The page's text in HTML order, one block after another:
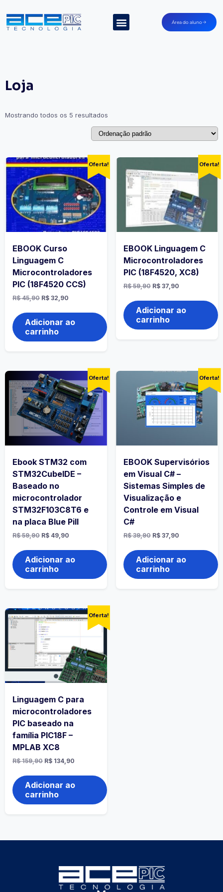
Área do aluno
Loja
Mostrando todos os 5 resultados
Oferta!
EBOOK Curso
Linguagem C
Microcontroladores
PIC (18F4520 CCS)
R$45,90 R$ 32,90
Adicionar ao
carrinho
Oferta!
EBOOK Linguagem C
Microcontroladores
PIC (18F4520, XC8)
R$59,90 R$37,90
Adicionar ao
carrinho
Oferta!
Ebook STM32 com
STM32CubeIDE –
Baseado no
microcontrolador
STM32F103C8T6 e
na placa Blue Pill
R$59,90 R$ 49,90
Adicionar ao
carrinho
Oferta!
EBOOK Supervisórios
em Visual C# –
Sistemas Simples de
Visualização e
Controle em Visual
C#
R$39,90 R$37,90
Adicionar ao
carrinho
Oferta!
Linguagem C para
microcontroladores
PIC baseado na
família PIC18F –
MPLAB XC8
R$159,90 R$ 134,90
Adicionar ao
carrinho